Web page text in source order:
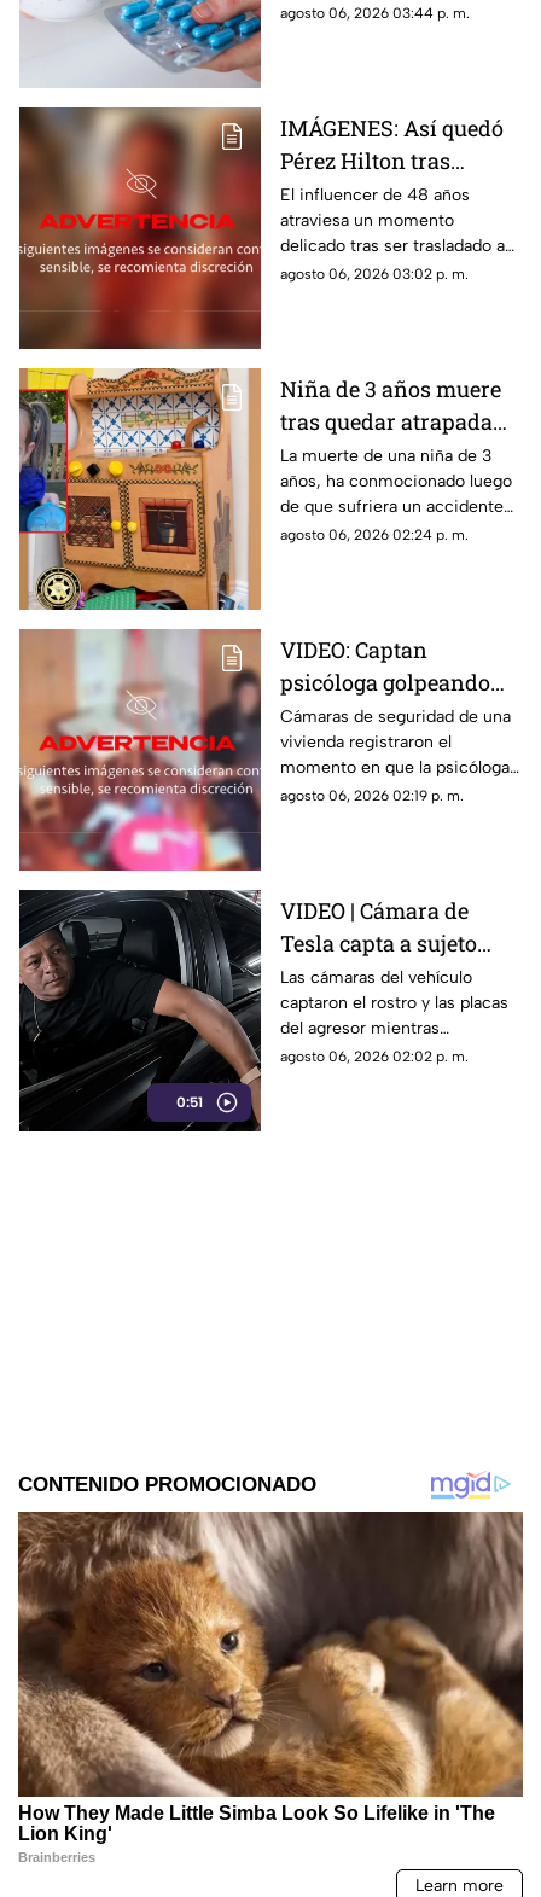
viagra, que podría cambiar su
agosto 06, 2026 03:44 p. m.
IMÁGENES: Así quedó
Pérez Hilton tras
agresiones durante en
vivo de TikTok
El influencer de 48 años
atraviesa un momento
delicado tras ser trasladado a
un hospital por cuerpos de
agosto 06, 2026 03:02 p. m.
Niña de 3 años muere
tras quedar atrapada
en cocina de juguete
La muerte de una niña de 3
años, ha conmocionado luego
de que sufriera un accidente
doméstico con una cocina de
agosto 06, 2026 02:24 p. m.
VIDEO: Captan
psicóloga golpeando
brutalmente a niño
INDEFENSO con
autismo y epilepsia
Cámaras de seguridad de una
vivienda registraron el
momento en que la psicóloga
agredió físicamente a un niño
agosto 06, 2026 02:19 p. m.
0:51
VIDEO | Cámara de
Tesla capta a sujeto
rayando el auto en
estacionamiento
Las cámaras del vehículo
captaron el rostro y las placas
del agresor mientras
vandalizaba la pintura. Esto
agosto 06, 2026 02:02 p. m.